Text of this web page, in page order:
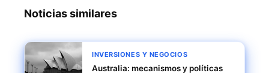
Noticias similares
INVERSIONES Y NEGOCIOS
Australia: mecanismos y políticas